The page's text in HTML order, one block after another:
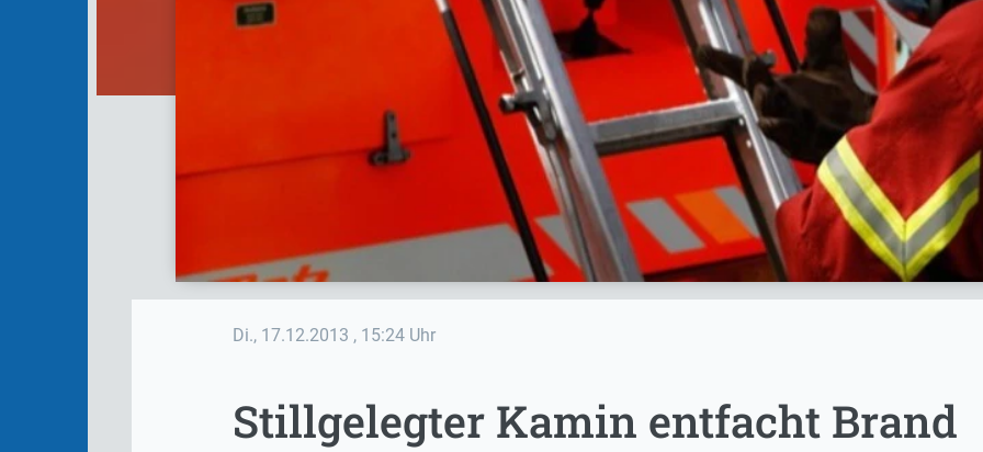
Di., 17.12.2013 , 15:24 Uhr
Stillgelegter Kamin entfacht Brand